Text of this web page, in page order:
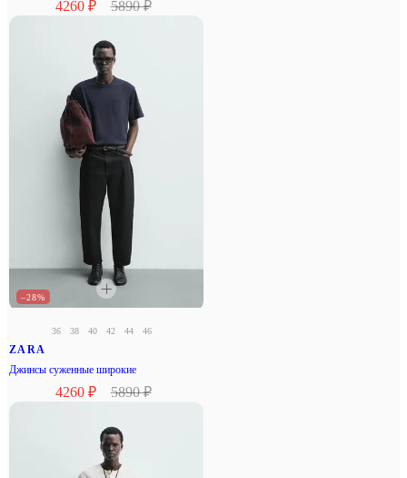
4260 ₽ 5890 ₽
–28%
36 38 40 42 44 46
ZARA
Джинсы суженные широкие
4260 ₽ 5890 ₽